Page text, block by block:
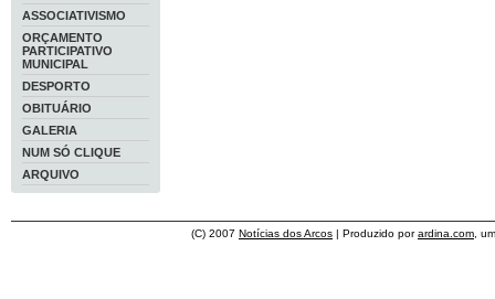
ASSOCIATIVISMO
ORÇAMENTO
PARTICIPATIVO
MUNICIPAL
DESPORTO
OBITUÁRIO
GALERIA
NUM SÓ CLIQUE
ARQUIVO
(C) 2007 Notícias dos Arcos | Produzido porardina.com ,